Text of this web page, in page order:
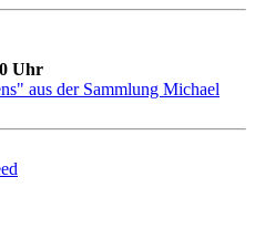
Uhr
aus der Sammlung Michael